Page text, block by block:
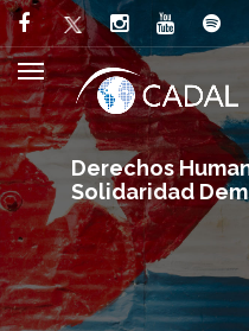
Derechos
Solidaridad